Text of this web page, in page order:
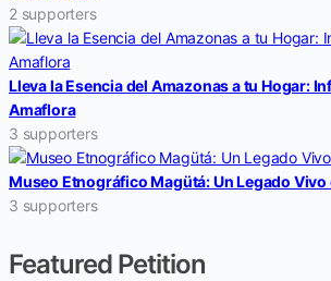
2 supporters
Lleva la Esencia del Amazonas a tu Hogar:
Amaflora
3 supporters
Museo Etnográfico Magütá: Un Legado Vivo
3 supporters
Featured Petition